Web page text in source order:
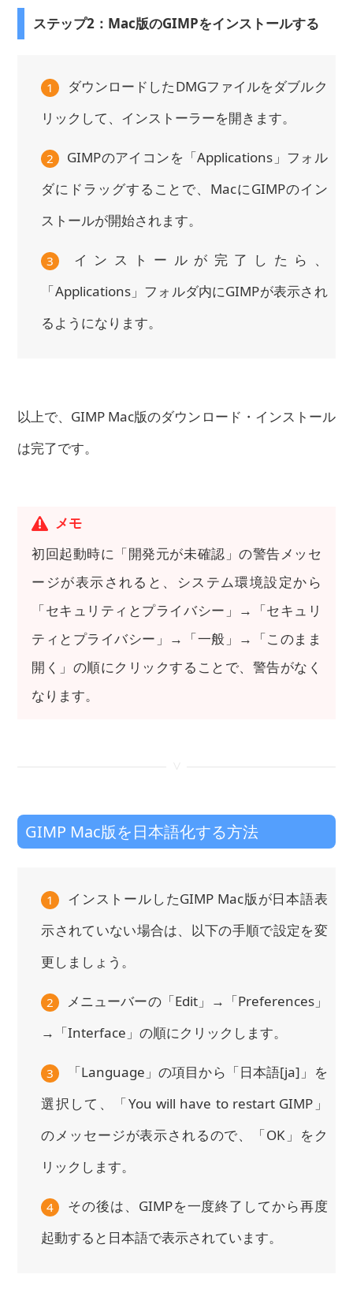
ステップ2：Mac版のGIMPをインストールする
1
ダウンロードしたDMGファイルをダブルク
リックして、インストーラーを開きます。
2
GIMPのアイコンを「Applications」フォル
ダにドラッグすることで、MacにGIMPのイン
ストールが開始されます。
3
インストールが完了したら、
「Applications」フォルダ内にGIMPが表示され
るようになります。
以上で、GIMP Mac版のダウンロード・インストール
は完了です。
メモ
初回起動時に「開発元が未確認」の警告メッセ
ージが表示されると、システム環境設定から
「セキュリティとプライバシー」→「セキュリ
ティとプライバシー」→「一般」→「このまま
開く」の順にクリックすることで、警告がなく
なります。
GIMP Mac版を日本語化する方法
1
インストールしたGIMP Mac版が日本語表
示されていない場合は、以下の手順で設定を変
更しましょう。
2
メニューバーの「Edit」→「Preferences」
→「Interface」の順にクリックします。
3
「Language」の項目から「日本語[ja]」を
選択して、「You will have to restart GIMP」
のメッセージが表示されるので、「OK」をク
リックします。
4
その後は、GIMPを一度終了してから再度
起動すると日本語で表示されています。